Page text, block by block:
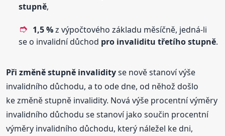
stupně,
1,5 %z výpočtového základu měsíčně, jedná-li
se o invalidní důchod pro invaliditu třetího stupně.
Při změně stupně invalidityse nově stanoví výše
invalidního důchodu, a to ode dne, od něhož došlo
ke změně stupně invalidity. Nová výše procentní výměry
invalidního důchodu se stanoví jako součin procentní
výměry invalidního důchodu, který náležel ke dni,